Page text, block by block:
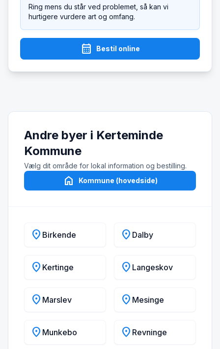
Ring mens du står ved problemet, så kan vi
hurtigere vurdere art og omfang.
calendar_month Bestil online
Andre byer i Kerteminde
Kommune
Vælg dit område for lokal information og bestilling.
home Kommune (hovedside)
location_on Birkende location_on Dalby
location_on Kertinge location_on Langeskov
location_on Marslev location_on Mesinge
location_on Munkebo location_on Revninge